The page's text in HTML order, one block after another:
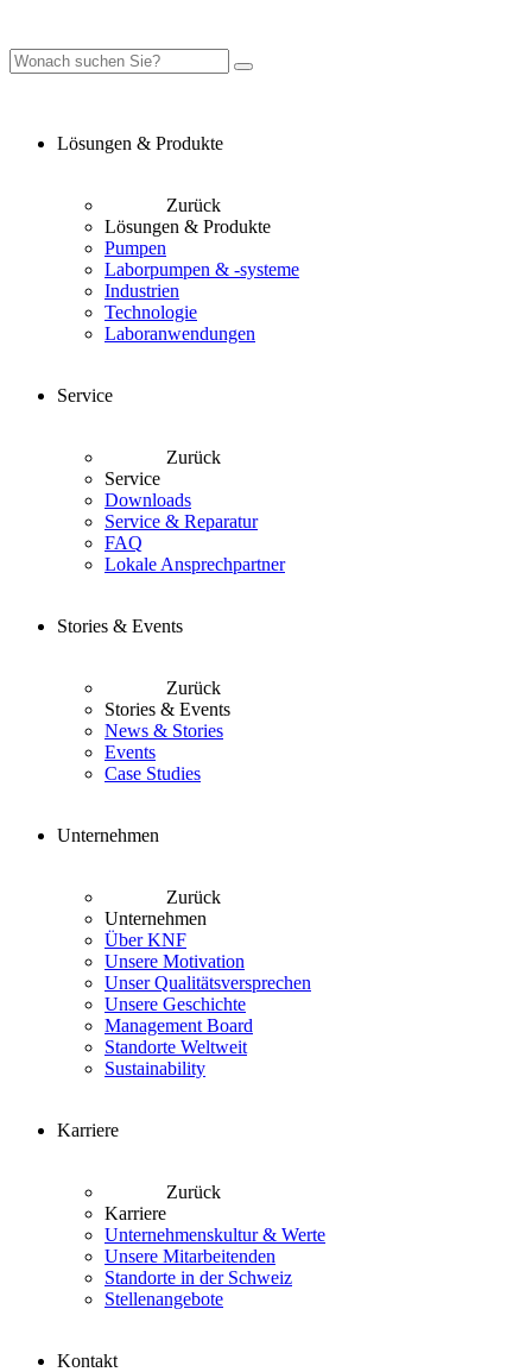
Lösungen & Produkte
Zurück
Lösungen & Produkte
Pumpen
Laborpumpen & -systeme
Industrien
Technologie
Laboranwendungen
Service
Zurück
Service
Downloads
Service & Reparatur
FAQ
Lokale Ansprechpartner
Stories & Events
Zurück
Stories & Events
News & Stories
Events
Case Studies
Unternehmen
Zurück
Unternehmen
Über KNF
Unsere Motivation
Unser Qualitätsversprechen
Unsere Geschichte
Management Board
Standorte Weltweit
Sustainability
Karriere
Zurück
Karriere
Unternehmenskultur & Werte
Unsere Mitarbeitenden
Standorte in der Schweiz
Stellenangebote
Kontakt